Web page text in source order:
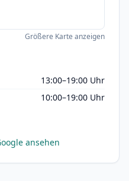
Größere Karte anzeigen
13:00–19:00 Uhr
10:00–19:00 Uhr
ansehen